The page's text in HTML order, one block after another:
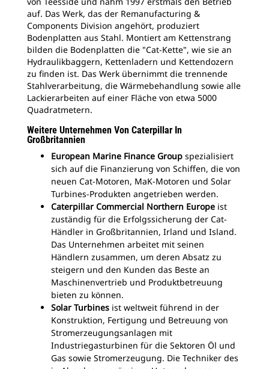
auf. Das Werk, das der Remanufacturing &
Components Division angehört, produziert
Bodenplatten aus Stahl. Montiert am Kettenstrang
bilden die Bodenplatten die "Cat-Kette", wie sie an
Hydraulikbaggern, Kettenladern und Kettendozern
zu finden ist. Das Werk übernimmt die trennende
Stahlverarbeitung, die Wärmebehandlung sowie alle
Lackierarbeiten auf einer Fläche von etwa 5000
Quadratmetern.
Weitere Unternehmen Von Caterpillar In
Großbritannien
European Marine Finance Group spezialisiert
sich auf die Finanzierung von Schiffen, die von
neuen Cat-Motoren, MaK-Motoren und Solar
Turbines-Produkten angetrieben werden.
Caterpillar Commercial Northern Europe ist
zuständig für die Erfolgssicherung der Cat-
Händler in Großbritannien, Irland und Island.
Das Unternehmen arbeitet mit seinen
Händlern zusammen, um deren Absatz zu
steigern und den Kunden das Beste an
Maschinenvertrieb und Produktbetreuung
bieten zu können.
Solar Turbines ist weltweit führend in der
Konstruktion, Fertigung und Betreuung von
Stromerzeugungsanlagen mit
Industriegasturbinen für die Sektoren Öl und
Gas sowie Stromerzeugung. Die Techniker des